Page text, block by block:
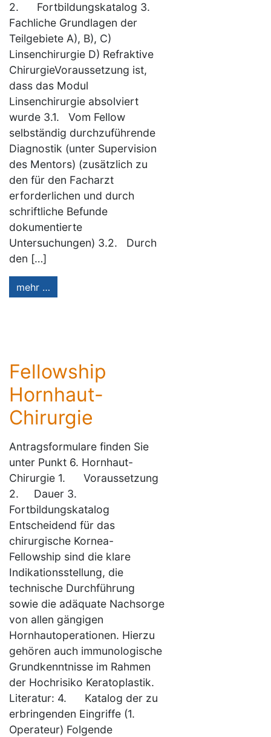
2. Fortbildungskatalog 3.
Fachliche Grundlagen der
Teilgebiete A), B), C)
Linsenchirurgie D) Refraktive
ChirurgieVoraussetzung ist,
dass das Modul
Linsenchirurgie absolviert
wurde 3.1. Vom Fellow
selbständig durchzuführende
Diagnostik (unter Supervision
des Mentors) (zusätzlich zu
den für den Facharzt
erforderlichen und durch
schriftliche Befunde
dokumentierte
Untersuchungen) 3.2. Durch
den […]
mehr …
Fellowship
Hornhaut-
Chirurgie
Antragsformulare finden Sie
unter Punkt 6. Hornhaut-
Chirurgie 1. Voraussetzung
2. Dauer 3.
Fortbildungskatalog
Entscheidend für das
chirurgische Kornea-
Fellowship sind die klare
Indikationsstellung, die
technische Durchführung
sowie die adäquate Nachsorge
von allen gängigen
Hornhautoperationen. Hierzu
gehören auch immunologische
Grundkenntnisse im Rahmen
der Hochrisiko Keratoplastik.
Literatur: 4. Katalog der zu
erbringenden Eingriffe (1.
Operateur) Folgende